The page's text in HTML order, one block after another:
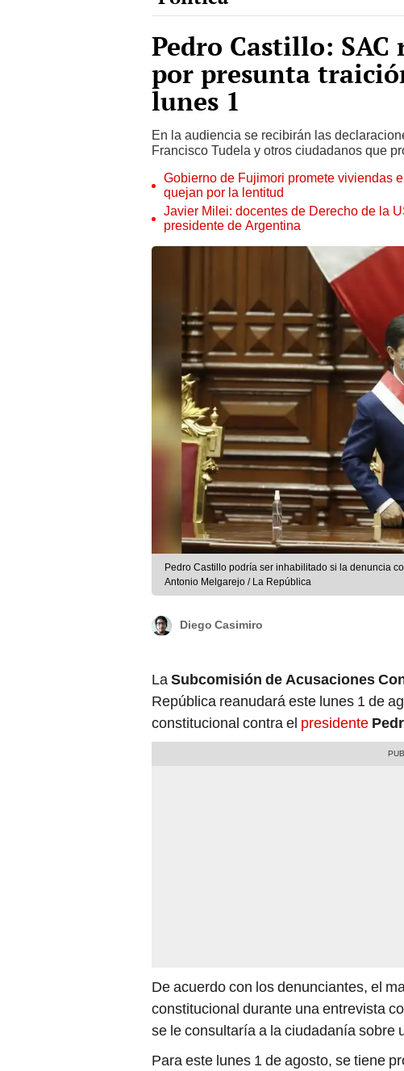
Pedro Castillo:
por presunta
lunes 1
En la audiencia se recibirán las
Francisco Tudela y otros ciudadanos que
Gobierno de Fujimori promete viviendas
quejan por la lentitud
Javier Milei: docentes de Derecho de la
presidente de Argentina
Pedro Castillo podría ser inhabilitado si la denuncia
Antonio Melgarejo / La República
República reanudará este lunes 1 de
constitucional contra elpresidente
constitucional durante una entrevista
se le consultaría a la ciudadanía sobre
Para este lunes 1 de agosto, se tiene
Fernán Altuve, Francisco Tudela,